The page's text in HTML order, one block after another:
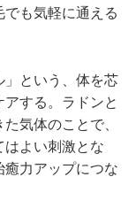
でも気軽に通える
という、体を芯
する。ラドンと
気体のことで、
はよい刺激とな
癒力アップにつな